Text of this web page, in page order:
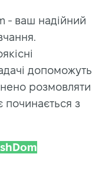
- ваш надійний
допоможуть
розмовляти
починається з